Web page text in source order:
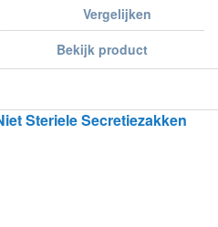
Vergelijken
Bekijk product